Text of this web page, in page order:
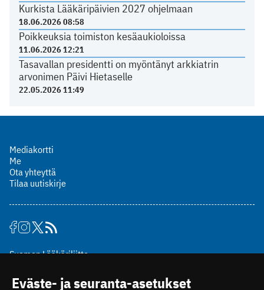
Kurkista Lääkäripäivien 2027 ohjelmaan
18.06.2026 08:58
Poikkeuksia toimiston kesäaukioloissa
11.06.2026 12:21
Tasavallan presidentti on myöntänyt arkkiatrin
arvonimen Päivi Hietaselle
22.05.2026 11:49
Mediakortti
Me
Ota yhteyttä
Tilaa uutiskirje
Suomen Lääkäriliitto
00510 Helsinki
Eväste- ja seuranta-asetukset